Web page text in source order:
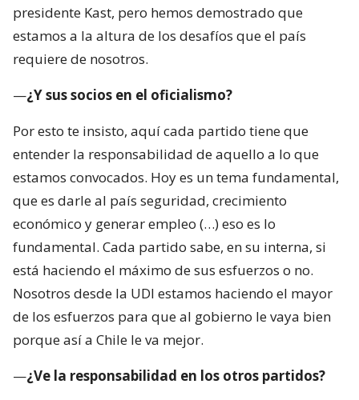
presidente Kast, pero hemos demostrado que
estamos a la altura de los desafíos que el país
requiere de nosotros.
—¿Y sus socios en el oficialismo?
Por esto te insisto, aquí cada partido tiene que
entender la responsabilidad de aquello a lo que
estamos convocados. Hoy es un tema fundamental,
que es darle al país seguridad, crecimiento
económico y generar empleo (…) eso es lo
fundamental. Cada partido sabe, en su interna, si
está haciendo el máximo de sus esfuerzos o no.
Nosotros desde la UDI estamos haciendo el mayor
de los esfuerzos para que al gobierno le vaya bien
porque así a Chile le va mejor.
—¿Ve la responsabilidad en los otros partidos?